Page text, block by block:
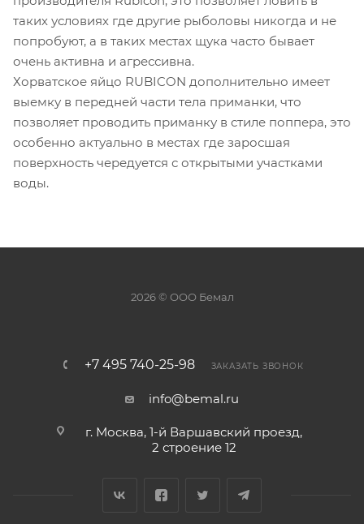
таких условиях где другие рыболовы никогда и не
попробуют, а в таких местах щука часто бывает
очень активна и агрессивна.
Хорватское яйцо RUBICON дополнительно имеет
выемку в передней части тела приманки, что
позволяет проводить приманку в стиле поппера, это
особенно актуально в местах где заросшая
поверхность чередуется с открытыми участками
воды.
2026 © ООО Бемал
+7 495 740-25-98 ЗАКАЗАТЬ ЗВОНОК
info@bemal.ru
г. Москва, 1-й Варшавский проезд,
2 строение 12